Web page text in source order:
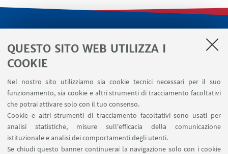
QUESTO SITO WEB UTILIZZA I
COOKIE
Nel nostro sito utilizziamo sia cookie tecnici necessari per il suo
funzionamento, sia cookie e altri strumenti di tracciamento facoltativi
che potrai attivare solo con il tuo consenso.
Cookie e altri strumenti di tracciamento facoltativi sono usati per
analisi statistiche, misure sull'efficacia della comunicazione
istituzionale e analisi dei comportamenti degli utenti.
Se chiudi questo banner continuerai la navigazione solo con i cookie
Segnala un evento
Contatti
SEGUI IL DIPARTIMENTO SU: